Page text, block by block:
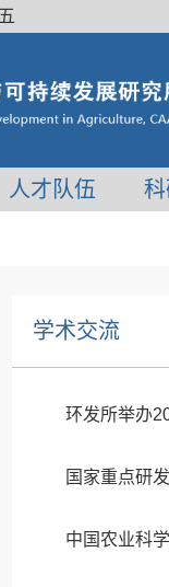
人才队伍
学术交流
环发所举办
国家重点研
中国农业科